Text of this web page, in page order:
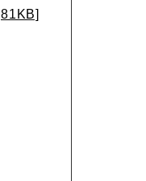
81KB]